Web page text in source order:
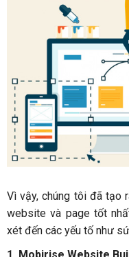
Vì vậy, chúng tôi đã tạo
website và page tốt
xét đến các yếu tố như